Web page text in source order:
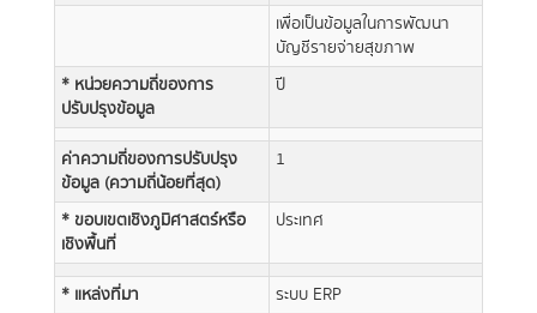
เพื่อเป็นข้อมูลในการพัฒนา
บัญชีรายจ่ายสุขภาพ
* หน่วยความถี่ของการ
ปรับปรุงข้อมูล
ปี
ค่าความถี่ของการปรับปรุง
ข้อมูล (ความถี่น้อยที่สุด)
1
* ขอบเขตเชิงภูมิศาสตร์หรือ
เชิงพื้นที่
ประเทศ
* แหล่งที่มา
ระบบ ERP